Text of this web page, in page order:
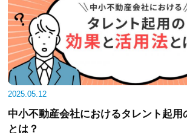
2025.05.12
中小不動産会社におけるタレント起用
とは？